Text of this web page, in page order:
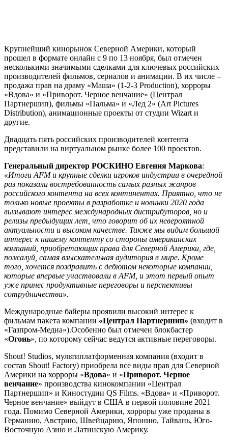
Крупнейший кинорынок Северной Америки, который
прошел в формате онлайн с 9 по 13 ноября, был отмечен
несколькими значимыми сделками для ключевых российских
производителей фильмов, сериалов и анимации. В их числе –
продажа прав на драму «Маша» (1-2-3 Production), хорроры
«Вдова» и «Приворот. Черное венчание» (Централ
Партнершип), фильмы «Пальма» и «Лед 2» (Art Pictures
Distribution), анимационные проекты от студии Wizart и
другие.
Двадцать пять российских производителей контента
представили на виртуальном рынке более 100 проектов.
Генеральный директор РОСКИНО Евгения Маркова:
«Итоги AFM и крупные сделки игроков индустрии в очередной
раз показали востребованность самых разных жанров
российского контента на всех континентах. Приятно, что не
только новые проекты в разработке и новинки 2020 года
вызывают интерес международных дистрибуторов, но и
релизы предыдущих лет, что говорит об их невероятной
актуальности и высоком качестве. Также мы видим большой
интерес к нашему контенту со стороны американских
компаний, приобретающих права для Северной Америки, где,
пожалуй, самая взыскательная аудитория в мире. Кроме
того, хочется поздравить с дебютом некоторые компании,
которые впервые участвовали в AFM, и этот первый опыт
уже принес продуктивные переговоры и перспективы
сотрудничества».
Международные байеры проявили высокий интерес к
фильмам пакета компании «Централ Партнершип» (входит в
«Газпром-Медиа»).Особенно был отмечен блокбастер
«Огонь», по которому сейчас ведутся активные переговоры.
Shout! Studios, мультиплатформенная компания (входит в
состав Shout! Factory) приобрела все виды прав для Северной
Америки на хорроры «Вдова» и «Приворот. Черное
венчание» производства кинокомпании «Централ
Партнершип» и Киностудии QS Films. «Вдова» и «Приворот.
Черное венчание» выйдут в США в первой половине 2021
года. Помимо Северной Америки, хорроры уже проданы в
Германию, Австрию, Швейцарию, Японию, Тайвань, Юго-
Восточную Азию и Латинскую Америку.